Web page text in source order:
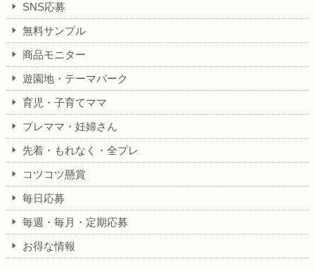
SNS応募
無料サンプル
商品モニター
遊園地・テーマパーク
育児・子育てママ
プレママ・妊婦さん
先着・もれなく・全プレ
コツコツ懸賞
毎日応募
毎週・毎月・定期応募
お得な情報